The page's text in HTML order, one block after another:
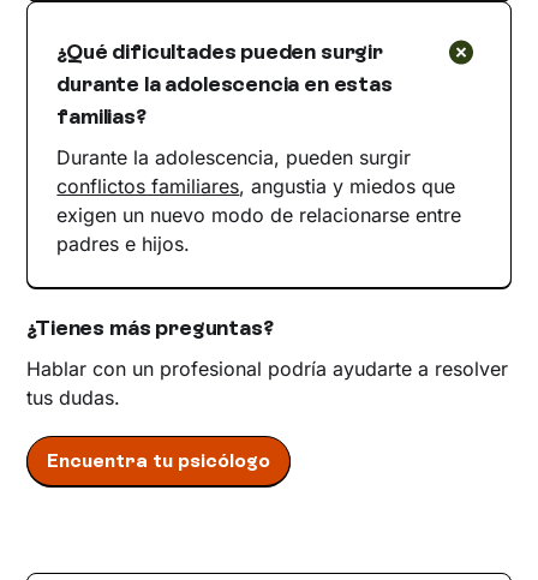
¿Qué dificultades pueden surgir
durante la adolescencia en estas
familias?
Durante la adolescencia, pueden surgir
conflictos familiares, angustia y miedos que
exigen un nuevo modo de relacionarse entre
padres e hijos.
¿Tienes más preguntas?
Hablar con un profesional podría ayudarte a resolver
tus dudas.
Encuentra tu psicólogo